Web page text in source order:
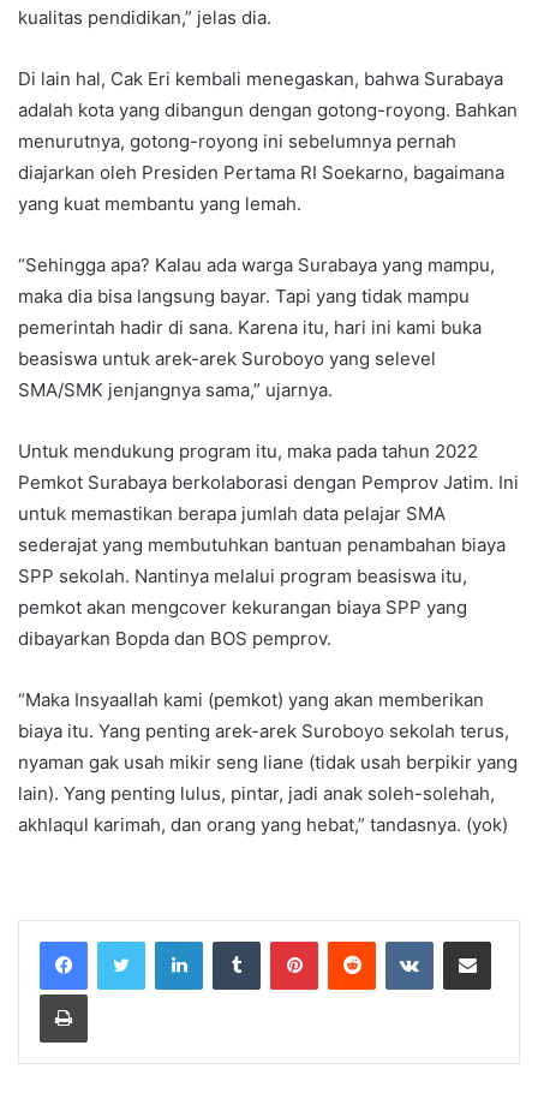
kualitas pendidikan,” jelas dia.
Di lain hal, Cak Eri kembali menegaskan, bahwa Surabaya
adalah kota yang dibangun dengan gotong-royong. Bahkan
menurutnya, gotong-royong ini sebelumnya pernah
diajarkan oleh Presiden Pertama RI Soekarno, bagaimana
yang kuat membantu yang lemah.
“Sehingga apa? Kalau ada warga Surabaya yang mampu,
maka dia bisa langsung bayar. Tapi yang tidak mampu
pemerintah hadir di sana. Karena itu, hari ini kami buka
beasiswa untuk arek-arek Suroboyo yang selevel
SMA/SMK jenjangnya sama,” ujarnya.
Untuk mendukung program itu, maka pada tahun 2022
Pemkot Surabaya berkolaborasi dengan Pemprov Jatim. Ini
untuk memastikan berapa jumlah data pelajar SMA
sederajat yang membutuhkan bantuan penambahan biaya
SPP sekolah. Nantinya melalui program beasiswa itu,
pemkot akan mengcover kekurangan biaya SPP yang
dibayarkan Bopda dan BOS pemprov.
“Maka Insyaallah kami (pemkot) yang akan memberikan
biaya itu. Yang penting arek-arek Suroboyo sekolah terus,
nyaman gak usah mikir seng liane (tidak usah berpikir yang
lain). Yang penting lulus, pintar, jadi anak soleh-solehah,
akhlaqul karimah, dan orang yang hebat,” tandasnya. (yok)
LinkedInTumblr PinterestReddit VKontakteShare via Email
Print